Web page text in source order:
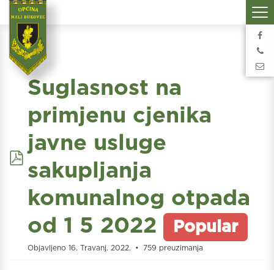
pdf
Suglasnost na
primjenu cjenika
javne usluge
sakupljanja
komunalnog otpada
od 1 5 2022
Popular
Objavljeno 16. Travanj. 2022. 759 preuzimanja